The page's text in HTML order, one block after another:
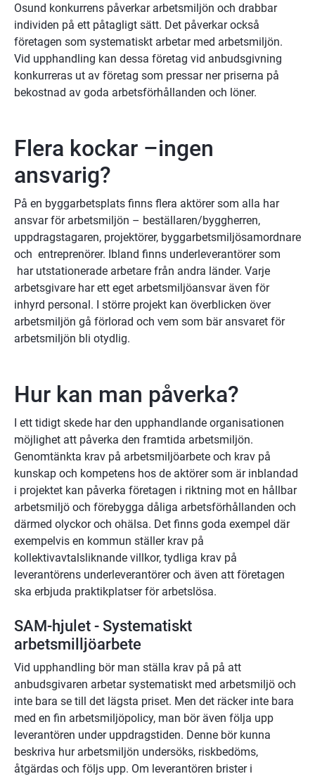
Osund konkurrens påverkar arbetsmiljön och drabbar
individen på ett påtagligt sätt. Det påverkar också
företagen som systematiskt arbetar med arbetsmiljön.
Vid upphandling kan dessa företag vid anbudsgivning
konkurreras ut av företag som pressar ner priserna på
bekostnad av goda arbetsförhållanden och löner.
Flera kockar –ingen
ansvarig?
På en byggarbetsplats finns flera aktörer som alla har
ansvar för arbetsmiljön – beställaren/byggherren,
uppdragstagaren, projektörer, byggarbetsmiljösamordnare
och  entreprenörer. Ibland finns underleverantörer som
har utstationerade arbetare från andra länder. Varje
arbetsgivare har ett eget arbetsmiljöansvar även för
inhyrd personal. I större projekt kan överblicken över
arbetsmiljön gå förlorad och vem som bär ansvaret för
arbetsmiljön bli otydlig.
Hur kan man påverka?
I ett tidigt skede har den upphandlande organisationen
möjlighet att påverka den framtida arbetsmiljön.
Genomtänkta krav på arbetsmiljöarbete och krav på
kunskap och kompetens hos de aktörer som är inblandad
i projektet kan påverka företagen i riktning mot en hållbar
arbetsmiljö och förebygga dåliga arbetsförhållanden och
därmed olyckor och ohälsa. Det finns goda exempel där
exempelvis en kommun ställer krav på
kollektivavtalsliknande villkor, tydliga krav på
leverantörens underleverantörer och även att företagen
ska erbjuda praktikplatser för arbetslösa.
SAM-hjulet - Systematiskt
arbetsmilljöarbete
Vid upphandling bör man ställa krav på på att
anbudsgivaren arbetar systematiskt med arbetsmiljö och
inte bara se till det lägsta priset. Men det räcker inte bara
med en fin arbetsmiljöpolicy, man bör även följa upp
leverantören under uppdragstiden. Denne bör kunna
beskriva hur arbetsmiljön undersöks, riskbedöms,
åtgärdas och följs upp. Om leverantören brister i